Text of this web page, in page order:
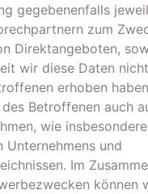
gegebenenfalls
zum
Direktangeboten,
wir diese Daten
erhoben
Betroffenen auch
wie
Unternehmens und
Im
können